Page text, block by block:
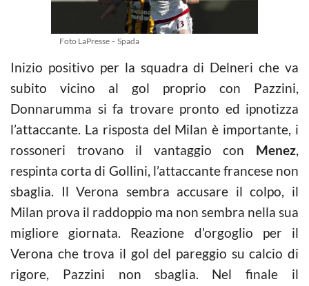
Foto LaPresse – Spada
Inizio positivo per la squadra di Delneri che va
subito vicino al gol proprio con Pazzini,
Donnarumma si fa trovare pronto ed ipnotizza
l’attaccante. La risposta del Milan è importante, i
rossoneri trovano il vantaggio con Menez,
respinta corta di Gollini, l’attaccante francese non
sbaglia. Il Verona sembra accusare il colpo, il
Milan prova il raddoppio ma non sembra nella sua
migliore giornata. Reazione d’orgoglio per il
Verona che trova il gol del pareggio su calcio di
rigore, Pazzini non sbaglia. Nel finale il